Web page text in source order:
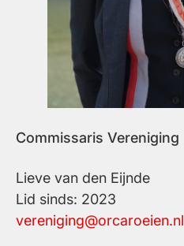
Commissaris Vereniging
Lieve van den Eijnde
Lid sinds: 2023
vereniging@orcaroeien.nl